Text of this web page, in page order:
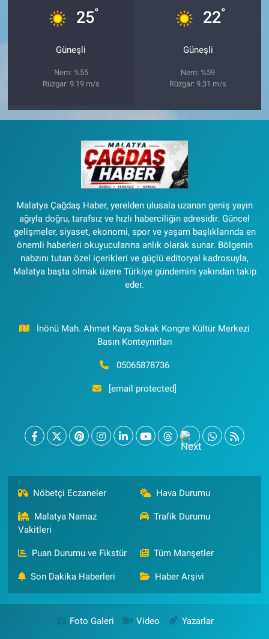
25°
Güneşli
Nem: %55
Rüzgar: 9.19 m/s
22°
Güneşli
Nem: %59
Rüzgar: 9.31 m/s
Malatya Çağdaş Haber, yerelden ulusala uzanan geniş yayın
ağıyla doğru, tarafsız ve hızlı haberciliğin adresidir. Güncel
gelişmeler, siyaset, ekonomi, spor ve yaşam başlıklarında en
önemli haberleri okuyucularına anlık olarak sunar. Bölgenin
nabzını tutan özel içerikleri ve güçlü editoryal kadrosuyla,
Malatya başta olmak üzere Türkiye gündemini yakından takip
eder.
İnönü Mah. Ahmet Kaya Sokak Kongre Kültür Merkezi
Basın Konteynırları
05065878736
[email protected]
Nöbetçi Eczaneler Hava Durumu
Malatya Namaz
Vakitleri
Trafik Durumu
Puan Durumu ve Fikstür Tüm Manşetler
Son Dakika Haberleri Haber Arşivi
Foto Galeri Video Yazarlar